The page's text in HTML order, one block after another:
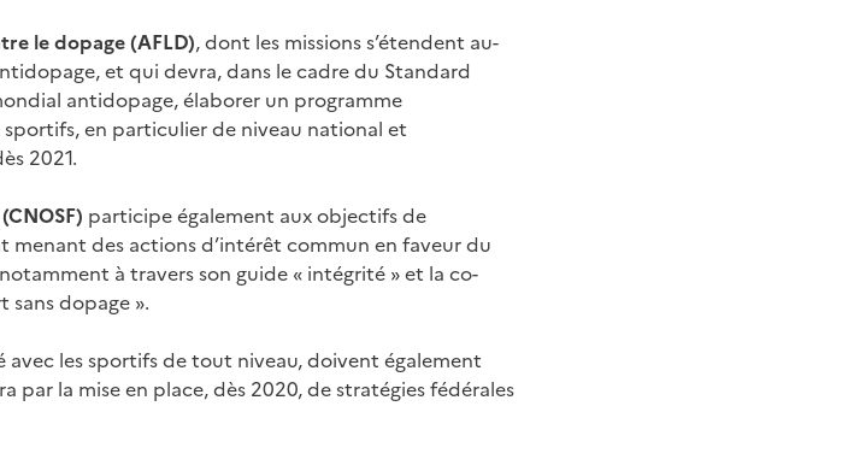
le dopage (AFLD), dont les missions s’étendent au-
et qui devra, dans le cadre du Standard
antidopage, élaborer un programme
en particulier de niveau national et
2021.
participe également aux objectifs de
des actions d’intérêt commun en faveur du
à travers son guide « intégrité » et la co-
sans dopage ».
avec les sportifs de tout niveau, doivent également
par la mise en place, dès 2020, de stratégies fédérales